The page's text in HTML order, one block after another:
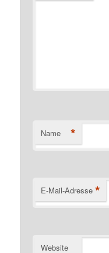
Name *
E-Mail-Adresse *
Website